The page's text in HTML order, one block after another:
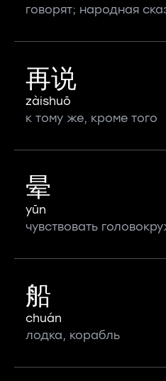
говорят; народная
再说
zàishuō
к тому же, кроме того
晕
yūn
чувствовать
船
chuán
лодка, корабль